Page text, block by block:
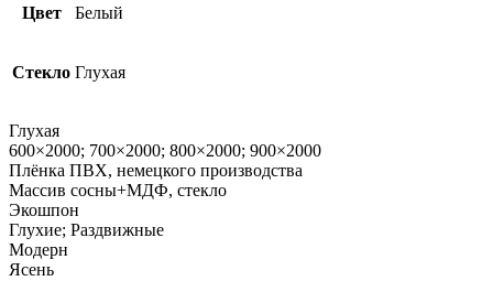
Цвет Белый
Стекло Глухая
Глухая
600×2000; 700×2000; 800×2000; 900×2000
Плёнка ПВХ, немецкого производства
Массив сосны+МДФ, стекло
Экошпон
Глухие; Раздвижные
Модерн
Ясень